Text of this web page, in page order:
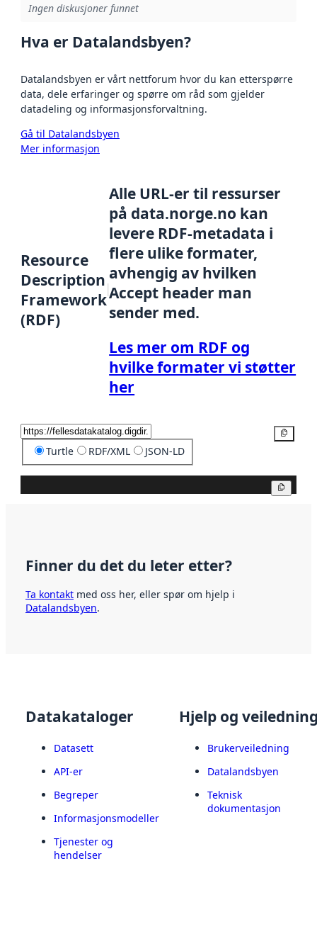
Ingen diskusjoner funnet
Hva er Datalandsbyen?
Datalandsbyen er vårt nettforum hvor du kan etterspørre
data, dele erfaringer og spørre om råd som gjelder
datadeling og informasjonsforvaltning.
Gå til Datalandsbyen
Mer informasjon
Resource
Description
Framework
(RDF)
Alle URL-er til ressurser
på data.norge.no kan
levere RDF-metadata i
flere ulike formater,
avhengig av hvilken
Accept header man
sender med.
Les mer om RDF og
hvilke formater vi støtter
her
Turtle RDF/XML JSON-LD
Finner du det du leter etter?
Ta kontakt med oss her, eller spør om hjelp i
Datalandsbyen.
Datakataloger
Datasett
API-er
Begreper
Informasjonsmodeller
Tjenester og
hendelser
Hjelp og
Brukerveiledning
Datalandsbyen
Teknisk
dokumentasjon